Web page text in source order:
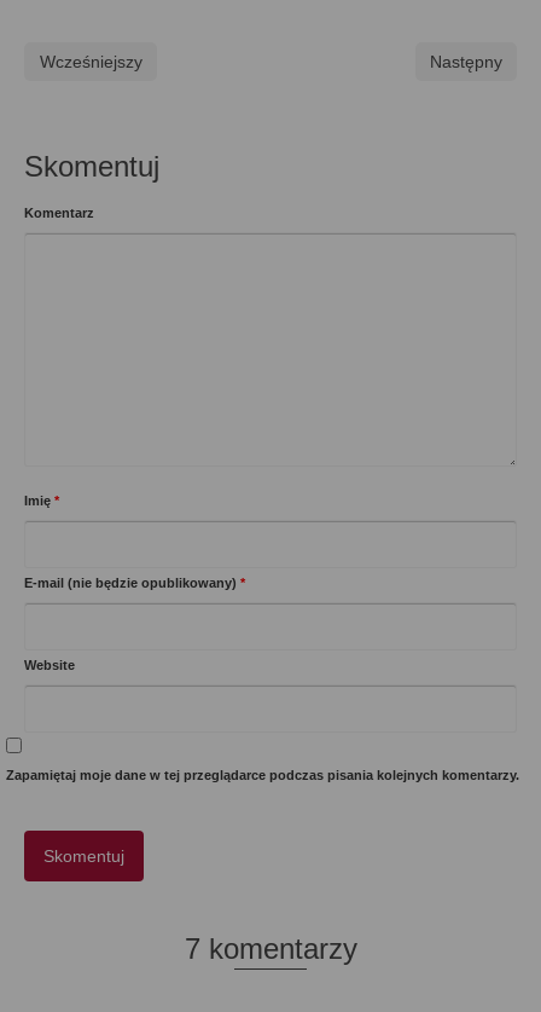
Wcześniejszy Następny
Skomentuj
Komentarz
Imię *
E-mail (nie będzie opublikowany) *
Website
Zapamiętaj moje dane w tej przeglądarce podczas pisania kolejnych komentarzy.
7 komentarzy